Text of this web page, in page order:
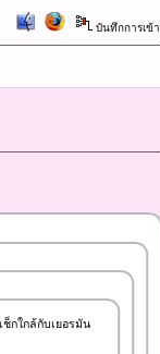
บันทึกการเข้า
กใกล้กับเยอรมัน